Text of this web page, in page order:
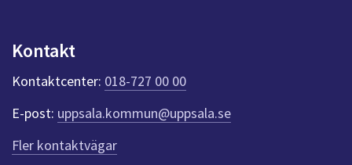
k
t
e
r
f
ö
r
Kontakt
Kontaktcenter: 018-727 00 00
E-post: uppsala.kommun@uppsala.se
Fler kontaktvägar